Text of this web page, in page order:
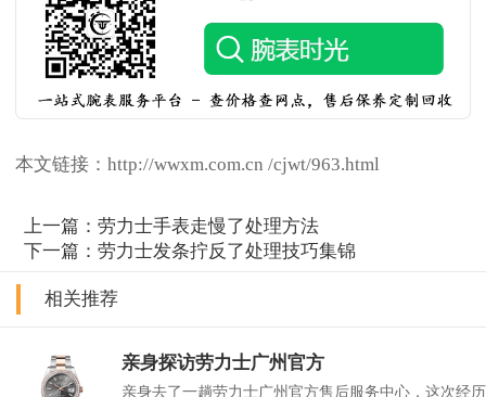
本文链接：http://wwxm.com.cn /cjwt/963.html
上一篇：劳力士手表走慢了处理方法
下一篇：劳力士发条拧反了处理技巧集锦
相关推荐
亲身探访劳力士广州官方
亲身去了一趟劳力士广州官方售后服务中心，这次经历